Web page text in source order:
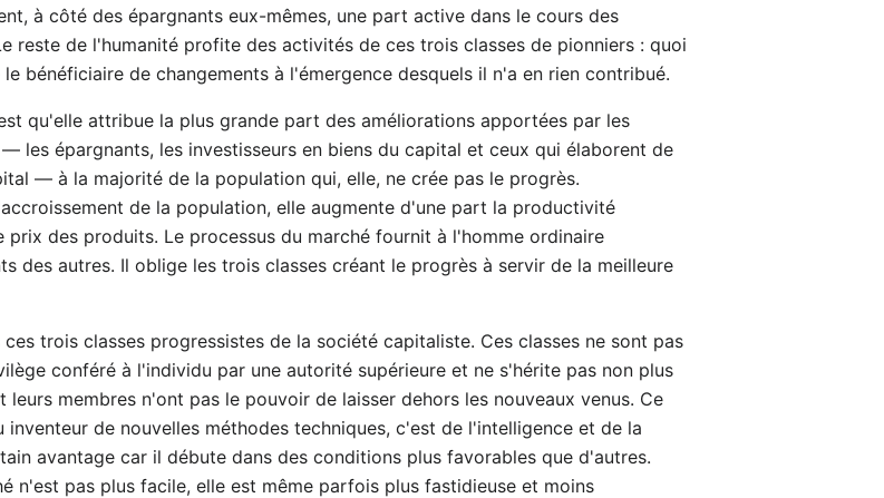
à côté des épargnants eux-mêmes, une part active dans le cours des
reste de l'humanité profite des activités de ces trois classes de pionniers : quoi
bénéficiaire de changements à l'émergence desquels il n'a en rien contribué.
qu'elle attribue la plus grande part des améliorations apportées par les
les épargnants, les investisseurs en biens du capital et ceux qui élaborent de
— à la majorité de la population qui, elle, ne crée pas le progrès.
de la population, elle augmente d'une part la productivité
des produits. Le processus du marché fournit à l'homme ordinaire
des autres. Il oblige les trois classes créant le progrès à servir de la meilleure
trois classes progressistes de la société capitaliste. Ces classes ne sont pas
conféré à l'individu par une autorité supérieure et ne s'hérite pas non plus
membres n'ont pas le pouvoir de laisser dehors les nouveaux venus. Ce
de nouvelles méthodes techniques, c'est de l'intelligence et de la
avantage car il débute dans des conditions plus favorables que d'autres.
n'est pas plus facile, elle est même parfois plus fastidieuse et moins